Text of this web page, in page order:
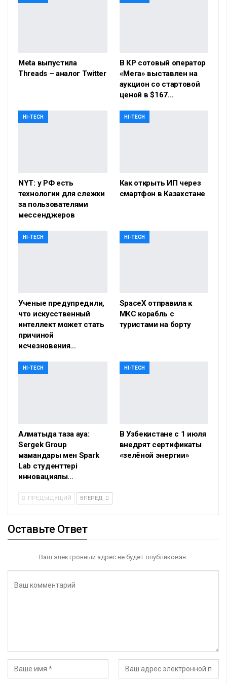
Meta выпустила
Threads – аналог Twitter
В КР сотовый оператор
«Мега» выставлен на
аукцион со стартовой
ценой в $167…
HI-TECH
NYT: у РФ есть
технологии для слежки
за пользователями
мессенджеров
HI-TECH
Как открыть ИП через
смартфон в Казахстане
HI-TECH
Ученые предупредили,
что искусственный
интеллект может стать
причиной
исчезновения…
HI-TECH
SpaceX отправила к
МКС корабль с
туристами на борту
HI-TECH
Алматыда таза ауа:
Sergek Group
мамандары мен Spark
Lab студенттері
инновациялық…
HI-TECH
В Узбекистане с 1 июля
внедрят сертификаты
«зелёной энергии»
ПРЕДЫДУЩИЙ ВПЕРЕД
Оставьте Ответ
Ваш электронный адрес не будет опубликован.